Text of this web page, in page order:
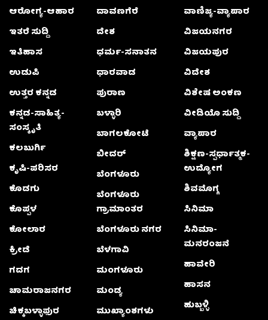
ಆರೋಗ್ಯ-ಆಹಾರ
ಇತರೆ ಸುದ್ದಿ
ಇತಿಹಾಸ
ಉಡುಪಿ
ಉತ್ತರ ಕನ್ನಡ
ಕನ್ನಡ-ಸಾಹಿತ್ಯ-
ಸಂಸ್ಕೃತಿ
ಕಲಬುರ್ಗಿ
ಕೃಷಿ-ಪರಿಸರ
ಕೊಡಗು
ಕೊಪ್ಪಳ
ಕೋಲಾರ
ಕ್ರೀಡೆ
ಗದಗ
ಚಾಮರಾಜನಗರ
ಚಿಕ್ಕಬಳ್ಳಾಫುರ
ದಾವಣಗೆರೆ
ದೇಶ
ಧರ್ಮ-ಸನಾತನ
ಧಾರವಾಡ
ಪುರಾಣ
ಬಳ್ಳಾರಿ
ಬಾಗಲಕೋಟೆ
ಬೀದರ್
ಬೆಂಗಳೂರು
ಬೆಂಗಳೂರು
ಗ್ರಾಮಾಂತರ
ಬೆಂಗಳೂರು ನಗರ
ಬೆಳಗಾವಿ
ಮಂಗಳೂರು
ಮಂಡ್ಯ
ಮುಖ್ಯಾಂಶಗಳು
ವಾಣಿಜ್ಯ-ವ್ಯಾಪಾರ
ವಿಜಯನಗರ
ವಿಜಯಪುರ
ವಿದೇಶ
ವಿಶೇಷ ಅಂಕಣ
ವೀಡಿಯೊ ಸುದ್ದಿ
ವ್ಯಾಪಾರ
ಶಿಕ್ಷಣ-ಸ್ಪರ್ಧಾತ್ಮಕ-
ಉದ್ಯೋಗ
ಶಿವಮೊಗ್ಗ
ಸಿನಿಮಾ
ಸಿನಿಮಾ-
ಮನರಂಜನೆ
ಹಾವೇರಿ
ಹಾಸನ
ಹುಬ್ಬಳ್ಳಿ